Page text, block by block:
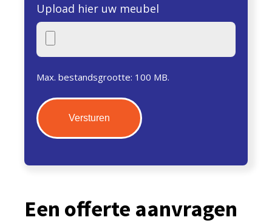
Upload hier uw meubel
Max. bestandsgrootte: 100 MB.
Een offerte aanvragen